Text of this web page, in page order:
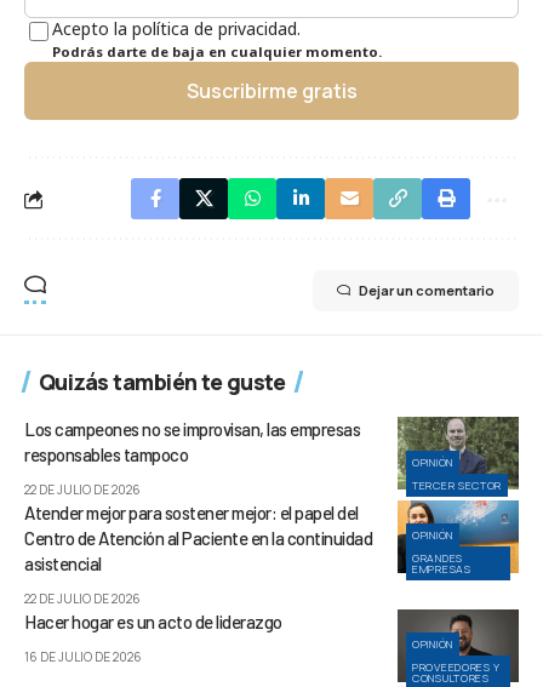
Acepto la política de privacidad.
Podrás darte de baja en cualquier momento.
Suscribirme gratis
Dejar un comentario
Quizás también te guste
OPINIÓN
TERCER SECTOR
Los campeones no se improvisan, las empresas
responsables tampoco
22 DE JULIO DE 2026
OPINIÓN
GRANDES
EMPRESAS
Atender mejor para sostener mejor: el papel del
Centro de Atención al Paciente en la continuidad
asistencial
22 DE JULIO DE 2026
OPINIÓN
PROVEEDORES Y
CONSULTORES
Hacer hogar es un acto de liderazgo
16 DE JULIO DE 2026